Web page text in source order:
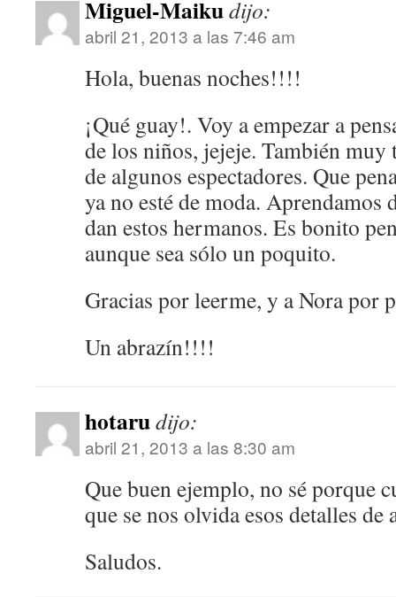
Miguel-Maikudijo:
abril 21, 2013 a las 7:46 am
Hola, buenas noches!!!!
¡Qué guay!. Voy a empezar a
de los niños, jejeje. También
de algunos espectadores. Que
ya no esté de moda. Aprendamos
dan estos hermanos. Es bonito
aunque sea sólo un poquito.
Gracias por leerme, y a Nora por
Un abrazín!!!!
hotarudijo:
abril 21, 2013 a las 8:30 am
Que buen ejemplo, no sé porque
que se nos olvida esos detalles de
Saludos.